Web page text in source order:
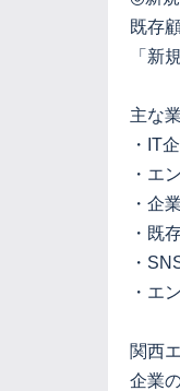
既存
「新
主な
・IT
・エ
・企
・既
・
・エ
関西
企業